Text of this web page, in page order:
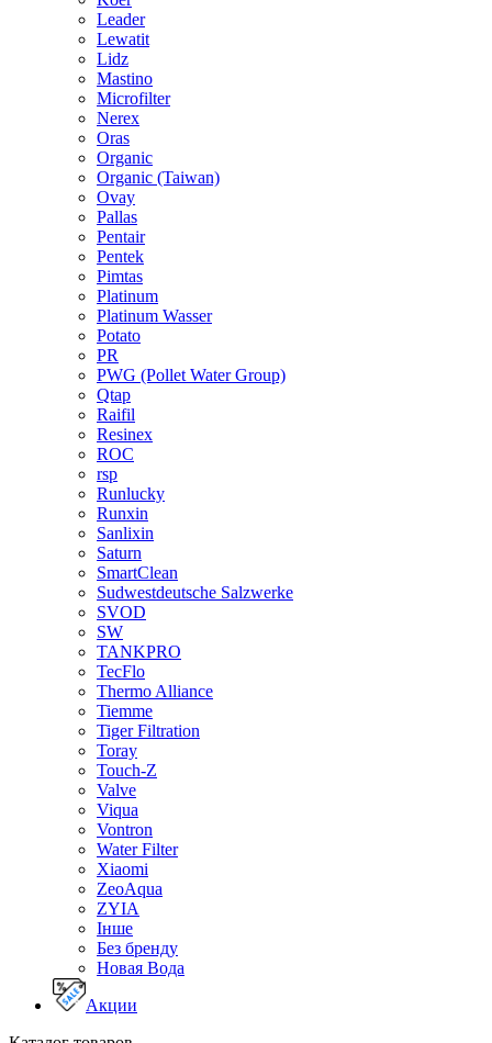
Leader
Lewatit
Lidz
Mastino
Microfilter
Nerex
Oras
Organic
Organic (Taiwan)
Ovay
Pallas
Pentair
Pentek
Pimtas
Platinum
Platinum Wasser
Potato
PR
PWG (Pollet Water Group)
Qtap
Raifil
Resinex
ROC
rsp
Runlucky
Runxin
Sanlixin
Saturn
SmartClean
Sudwestdeutsche Salzwerke
SVOD
SW
TANKPRO
TecFlo
Thermo Alliance
Tiemme
Tiger Filtration
Toray
Touch-Z
Valve
Viqua
Vontron
Water Filter
Xiaomi
ZeoAqua
ZYIA
Інше
Без бренду
Новая Вода
Акции